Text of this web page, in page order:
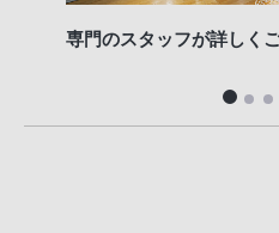
専門のスタッフが詳しく